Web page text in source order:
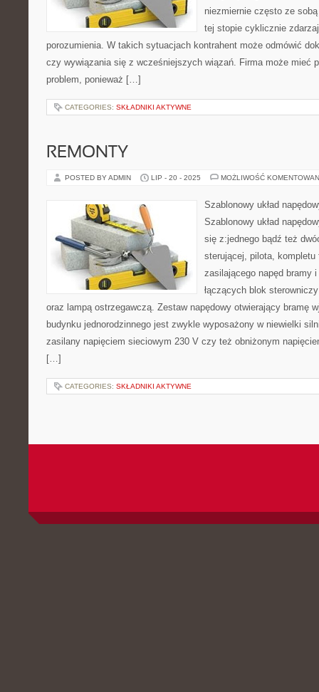
niezmiernie często ze
tej stopie cyklicznie
porozumienia. W takich sytuacjach kontrahent może odmówić
czy wywiązania się z wcześniejszych wiązań. Firma może mieć
problem, ponieważ […]
CATEGORIES: SKŁADNIKI AKTYWNE
REMONTY
POSTED BY ADMIN LIP - 20 - 2025 MOŻLIWOŚĆ
Szablonowy układ
Szablonowy układ
się z:jednego bądź też
sterującej, pilota, kompletu
zasilającego napęd bramy
łączących blok
oraz lampą ostrzegawczą. Zestaw napędowy otwierający bramę
budynku jednorodzinnego jest zwykle wyposażony w niewielki
zasilany napięciem sieciowym 230 V czy też obniżonym
[…]
CATEGORIES: SKŁADNIKI AKTYWNE